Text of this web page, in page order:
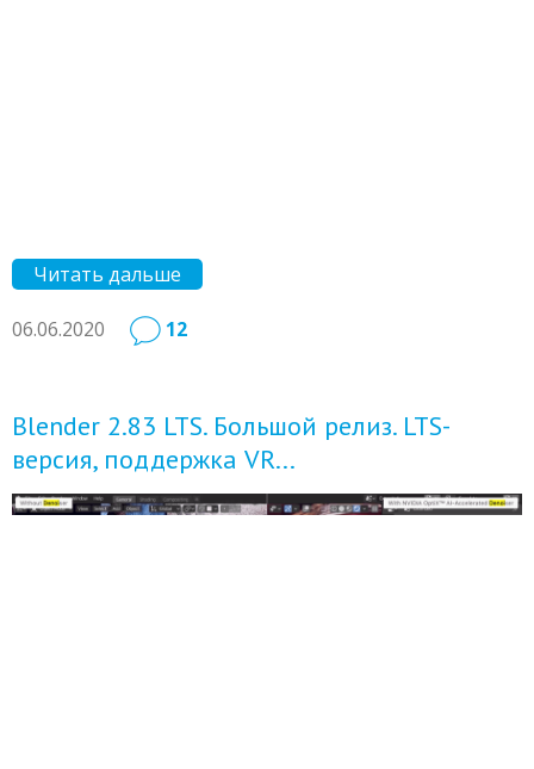
Читать дальше
06.06.2020 12
Blender 2.83 LTS. Большой релиз. LTS-
версия, поддержка VR...